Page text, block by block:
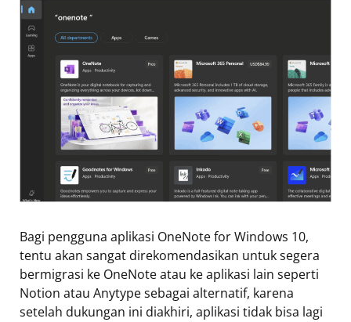
Bagi pengguna aplikasi OneNote for Windows 10,
tentu akan sangat direkomendasikan untuk segera
bermigrasi ke OneNote atau ke aplikasi lain seperti
Notion atau Anytype sebagai alternatif, karena
setelah dukungan ini diakhiri, aplikasi tidak bisa lagi